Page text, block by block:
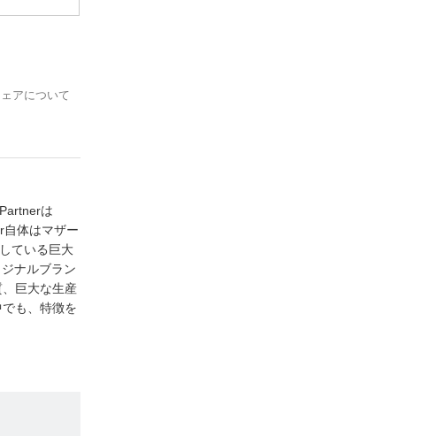
アについて
は
体はマザー
ている巨大
ナルブラン
巨大な生産
も、特徴を